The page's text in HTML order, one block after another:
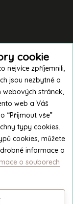
cookie
nejvíce zpříjemnili,
jsou nezbytné a
webových stránek,
web a Váš
“Přijmout vše”
typy cookies.
cookies, můžete
informace o
o souborech